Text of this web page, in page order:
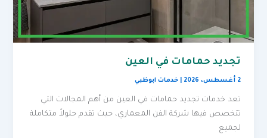
تجديد حمامات في العين
2 أغسطس، 2026 |خدمات ابوظبي
تعد خدمات تجديد حمامات في العين من أهم المجالات التي
تتخصص فيها شركة الفن المعماري، حيث تقدم حلولاً متكاملة
لجميع